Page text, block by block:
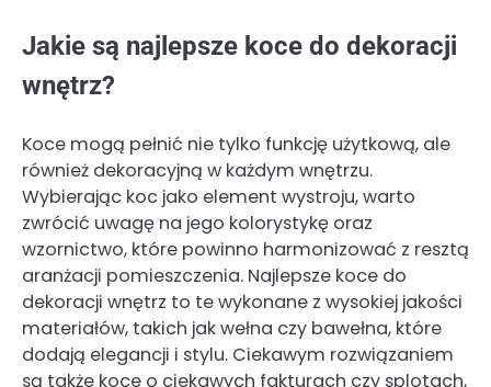
Jakie są najlepsze koce do dekoracji
wnętrz?
Koce mogą pełnić nie tylko funkcję użytkową, ale
również dekoracyjną w każdym wnętrzu.
Wybierając koc jako element wystroju, warto
zwrócić uwagę na jego kolorystykę oraz
wzornictwo, które powinno harmonizować z resztą
aranżacji pomieszczenia. Najlepsze koce do
dekoracji wnętrz to te wykonane z wysokiej jakości
materiałów, takich jak wełna czy bawełna, które
dodają elegancji i stylu. Ciekawym rozwiązaniem
są także koce o ciekawych fakturach czy splotach,